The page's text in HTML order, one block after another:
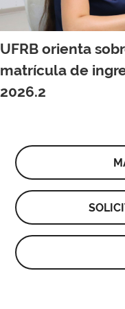
UFRB orienta
matrícula de
2026.2